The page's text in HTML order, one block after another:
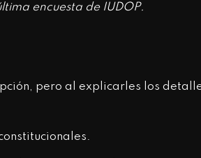
encuesta de IUDOP.
pero al explicarles los